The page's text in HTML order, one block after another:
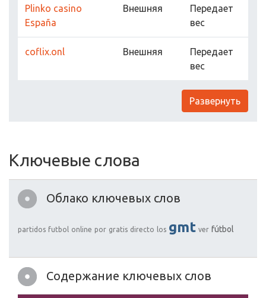
Plinko casino
España
Внешняя
Передает
вес
coflix.onl Внешняя
Передает
вес
Развернуть
Ключевые слова
Облако ключевых слов
partidos futbol online por gratis directo los gmt ver fútbol
Содержание ключевых слов